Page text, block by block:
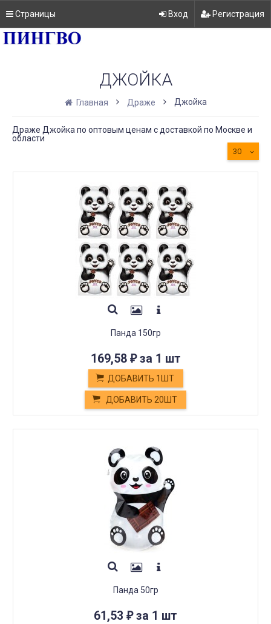
Страницы Вход Регистрация
ДЖОЙКА
Главная Драже Джойка
Драже Джойка по оптовым ценам с доставкой по Москве и
области
30
Панда 150гр
169,58 ₽за 1 шт
ДОБАВИТЬ 1ШТ
ДОБАВИТЬ 20ШТ
Панда 50гр
61,53 ₽за 1 шт